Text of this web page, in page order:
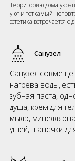
Территорию дома
уют и тот самый
эстетика встречается
Санузел
Санузел
нагрева воды,
зубная паста,
душа, крем для
мыло,
ушей, шапочки